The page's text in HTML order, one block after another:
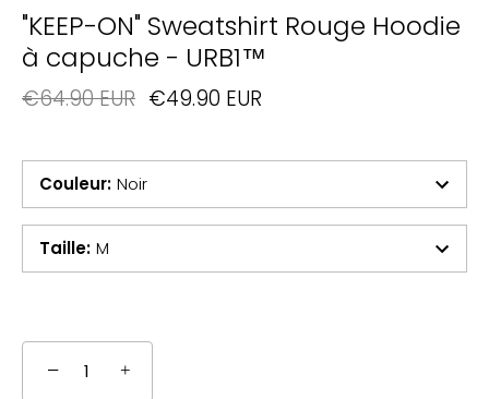
"KEEP-ON" Sweatshirt Rouge Hoodie
à capuche - URB1™
€64.90 EUR €49.90 EUR
Couleur: Noir
Taille: M
− +